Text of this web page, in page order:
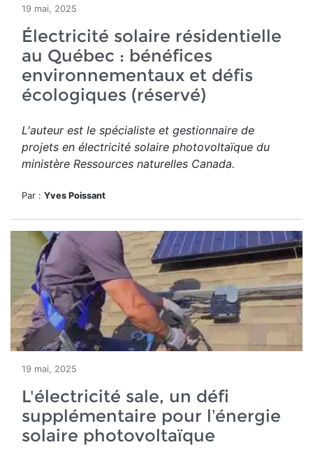
19 mai, 2025
Électricité solaire résidentielle
au Québec : bénéfices
environnementaux et défis
écologiques (réservé)
L'auteur est le spécialiste et gestionnaire de
projets en électricité solaire photovoltaïque du
ministère Ressources naturelles Canada.
Par : Yves Poissant
19 mai, 2025
L'électricité sale, un défi
supplémentaire pour l’énergie
solaire photovoltaïque